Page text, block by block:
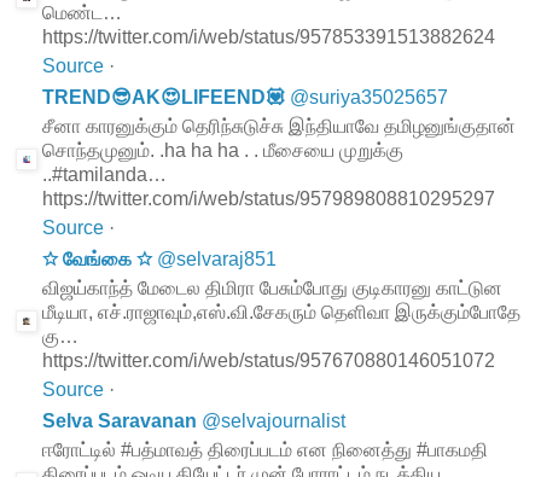
மெண்ட…
https://twitter.com/i/web/status/957853391513882624
Source ·
TREND😎AK😍LIFEEND💟 @suriya35025657
சீனா காரனுக்கும் தெரிந்சுடுச்சு இந்தியாவே தமிழனுங்குதான்
சொந்தமுனும். .ha ha ha . . மீசையை முறுக்கு
..#tamilanda…
https://twitter.com/i/web/status/957989808810295297
Source ·
☆ வேங்கை ☆ @selvaraj851
விஜய்காந்த் மேடைல திமிரா பேசும்போது குடிகாரனு காட்டுன
மீடியா, எச்.ராஜாவும்,எஸ்.வி.சேகரும் தெளிவா இருக்கும்போதே
கு…
https://twitter.com/i/web/status/957670880146051072
Source ·
Selva Saravanan @selvajournalist
ஈரோட்டில் #பத்மாவத் திரைப்படம் என நினைத்து #பாகமதி